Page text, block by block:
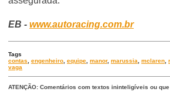
EB -www.autoracing.com.br
Tags
contas
,engenheiro ,equipe ,manor,marussia ,mclaren ,
vaga
ATENÇÃO: Comentários com textos ininteligíveis ou